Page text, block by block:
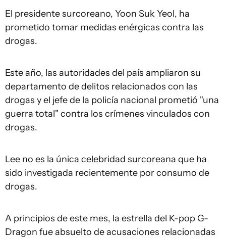
El presidente surcoreano, Yoon Suk Yeol, ha
prometido tomar medidas enérgicas contra las
drogas.
Este año, las autoridades del país ampliaron su
departamento de delitos relacionados con las
drogas y el jefe de la policía nacional prometió "una
guerra total" contra los crímenes vinculados con
drogas.
Lee no es la única celebridad surcoreana que ha
sido investigada recientemente por consumo de
drogas.
A principios de este mes, la estrella del K-pop G-
Dragon fue absuelto de acusaciones relacionadas